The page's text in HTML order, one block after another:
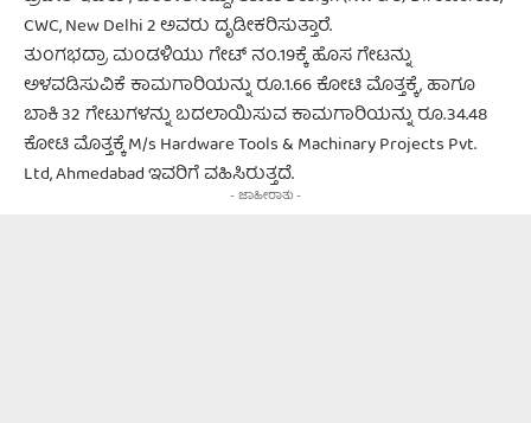
CWC, New Delhi 2 ಅವರು ದೃಡೀಕರಿಸುತ್ತಾರೆ.
ತುಂಗಭದ್ರಾ ಮಂಡಳಿಯು ಗೇಟ್ ನಂ.19ಕ್ಕೆ ಹೊಸ ಗೇಟನ್ನು
ಅಳವಡಿಸುವಿಕೆ ಕಾಮಗಾರಿಯನ್ನು ರೂ.1.66 ಕೋಟಿ ಮೊತ್ತಕ್ಕೆ, ಹಾಗೂ
ಬಾಕಿ 32 ಗೇಟುಗಳನ್ನು ಬದಲಾಯಿಸುವ ಕಾಮಗಾರಿಯನ್ನು ರೂ.34.48
ಕೋಟಿ ಮೊತ್ತಕ್ಕೆ M/s Hardware Tools & Machinary Projects Pvt.
Ltd, Ahmedabad ಇವರಿಗೆ ವಹಿಸಿರುತ್ತದೆ.
- ಜಾಹೀರಾತು -